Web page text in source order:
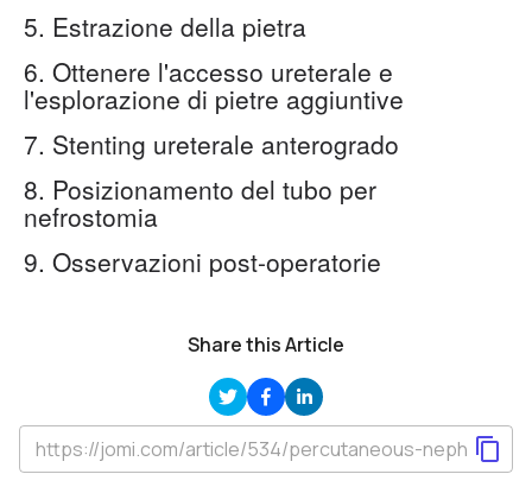
5. Estrazione della pietra
6. Ottenere l'accesso ureterale e
l'esplorazione di pietre aggiuntive
7. Stenting ureterale anterogrado
8. Posizionamento del tubo per
nefrostomia
9. Osservazioni post-operatorie
Share this Article